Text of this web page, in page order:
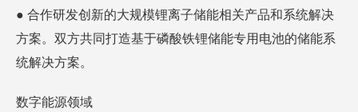
● 合作研发创新的大规模锂离子储能相关产品和系统解决
方案。双方共同打造基于磷酸铁锂储能专用电池的储能系
统解决方案。
数字能源领域